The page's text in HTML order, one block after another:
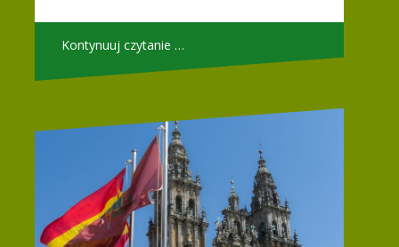
Kontynuuj czytanie …